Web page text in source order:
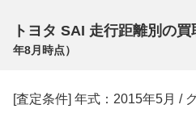
トヨタ SAI 走行距離別の
年8月 時点）
[査定条件] 年式：2015年5月 /